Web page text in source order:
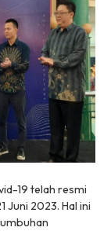
19 telah resmi
Juni 2023. Hal ini